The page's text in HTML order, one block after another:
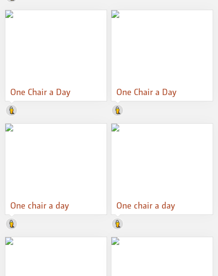
One Chair a Day One Chair a Day
One chair a day One chair a day